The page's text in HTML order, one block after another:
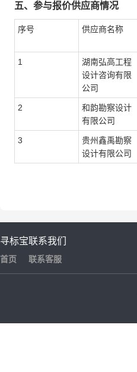
五、参与报价供应商情况
序号 供应商名称
1
湖南弘高工程
设计咨询有限
公司
2
和韵勘察设计
有限公司
3
贵州鑫禹勘察
设计有限公司
寻标宝
首页
联系我们
联系客服